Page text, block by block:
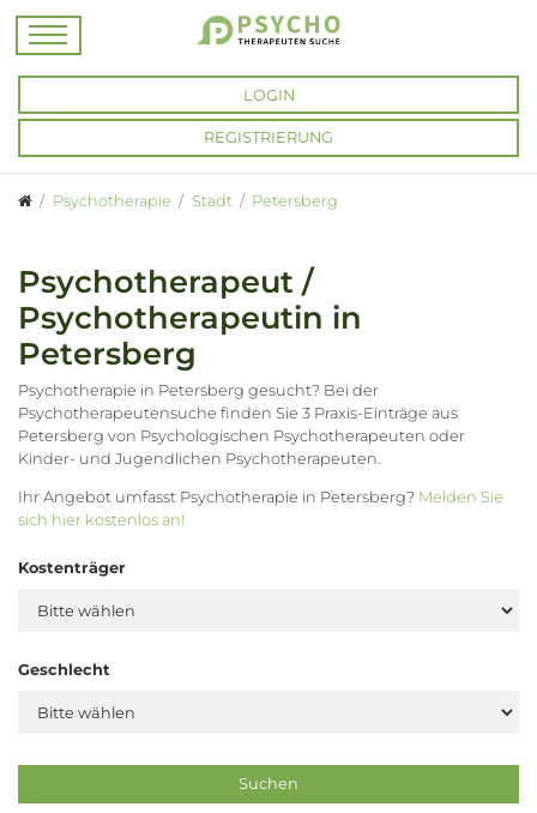
LOGIN
REGISTRIERUNG
Psychotherapie Stadt Petersberg
Psychotherapeut /
Psychotherapeutin in
Petersberg
Psychotherapie in Petersberg gesucht? Bei der
Psychotherapeutensuche finden Sie 3 Praxis-Einträge aus
Petersberg von Psychologischen Psychotherapeuten oder
Kinder- und Jugendlichen Psychotherapeuten.
Ihr Angebot umfasst Psychotherapie in Petersberg? Melden Sie
sich hier kostenlos an!
Kostenträger
Geschlecht